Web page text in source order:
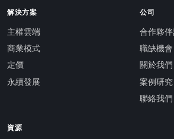
解決方案
主權雲端
商業模式
定價
永續發展
公司
合作夥
職缺機會
關於我們
案例研究
聯絡我們
資源